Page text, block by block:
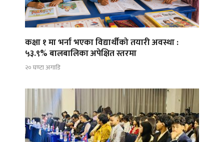
कक्षा १ मा भर्ना भएका विद्यार्थीको तयारी अवस्था :
५३.९% बालबालिका अपेक्षित स्तरमा
२० घण्टा अगाडि